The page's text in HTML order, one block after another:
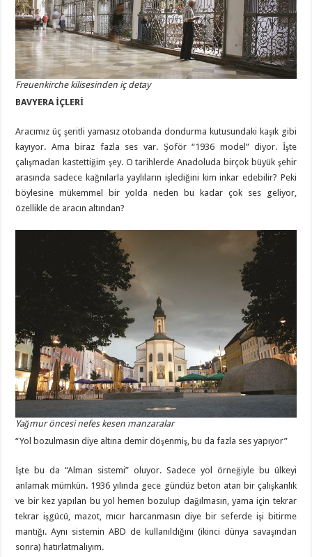
Freuenkirche kilisesinden iç detay
BAVYERA İÇLERİ
Aracımız üç şeritli yamasız otobanda dondurma kutusundaki kaşık gibi
kayıyor. Ama biraz fazla ses var. Şoför “1936 model” diyor. İşte
çalışmadan kastettiğim şey. O tarihlerde Anadoluda birçok büyük şehir
arasında sadece kağnılarla yaylıların işlediğini kim inkar edebilir? Peki
böylesine mükemmel bir yolda neden bu kadar çok ses geliyor,
özellikle de aracın altından?
Yağmur öncesi nefes kesen manzaralar
“Yol bozulmasın diye altına demir döşenmiş, bu da fazla ses yapıyor”
İşte bu da “Alman sistemi” oluyor. Sadece yol örneğiyle bu ülkeyi
anlamak mümkün. 1936 yılında gece gündüz beton atan bir çalışkanlık
ve bir kez yapılan bu yol hemen bozulup dağılmasın, yama için tekrar
tekrar işgücü, mazot, mıcır harcanmasın diye bir seferde işi bitirme
mantığı. Aynı sistemin ABD de kullanıldığını (ikinci dünya savaşından
sonra) hatırlatmalıyım.